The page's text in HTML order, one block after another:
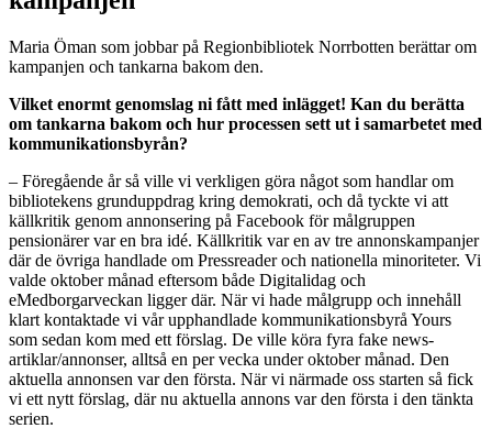
Maria Öman som jobbar på Regionbibliotek Norrbotten berättar om
kampanjen och tankarna bakom den.
Vilket enormt genomslag ni fått med inlägget! Kan du berätta
om tankarna bakom och hur processen sett ut i samarbetet med
kommunikationsbyrån?
– Föregående år så ville vi verkligen göra något som handlar om
bibliotekens grunduppdrag kring demokrati, och då tyckte vi att
källkritik genom annonsering på Facebook för målgruppen
pensionärer var en bra idé. Källkritik var en av tre annonskampanjer
där de övriga handlade om Pressreader och nationella minoriteter. Vi
valde oktober månad eftersom både Digitalidag och
eMedborgarveckan ligger där. När vi hade målgrupp och innehåll
klart kontaktade vi vår upphandlade kommunikationsbyrå Yours
som sedan kom med ett förslag. De ville köra fyra fake news-
artiklar/annonser, alltså en per vecka under oktober månad. Den
aktuella annonsen var den första. När vi närmade oss starten så fick
vi ett nytt förslag, där nu aktuella annons var den första i den tänkta
serien.